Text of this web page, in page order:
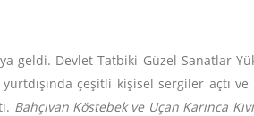
geldi. Devlet Tatbiki Güzel Sanatlar
çeşitli kişisel sergiler açtı
Bahçıvan Köstebek ve Uçan Karınca